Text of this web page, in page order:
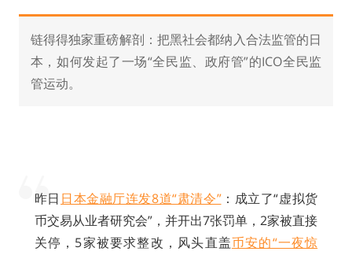
链得得独家重磅解剖：把黑社会都纳入合法监管的日
本，如何发起了一场“全民监、政府管”的ICO全民监
管运动。
昨日 日本金融厅连发8道“肃清令”：成立了“虚拟货
币交易从业者研究会”，并开出7张罚单，2家被直接
关停，5家被要求整改，风头直盖币安的“一夜惊